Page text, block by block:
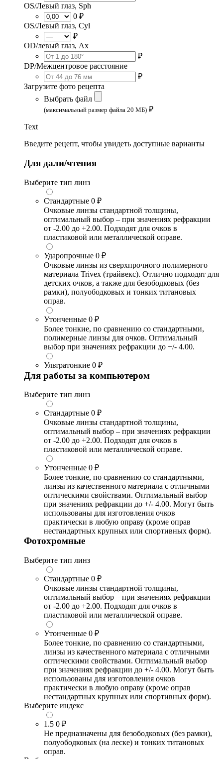
OS/Левый глаз, Sph
0 ₽
OS/Левый глаз, Cyl
₽
OD/левый глаз, Ax
₽
DP/Межцентровое расстояние
₽
Загрузите фото рецепта
Выбрать файл
(максимальный размер файла 20 МБ) ₽
Text
Введите рецепт, чтобы увидеть доступные варианты
Для дали/чтения
Выберите тип линз
Стандартные 0 ₽
Очковые линзы стандартной толщины,
оптимальный выбор – при значениях рефракции
от -2.00 до +2.00. Подходят для очков в
пластиковой или металлической оправе.
Ударопрочные 0 ₽
Очковые линзы из сверхпрочного полимерного
материала Trivex (трайвекс). Отлично подходят для
детских очков, а также для безободковых (без
рамки), полуободковых и тонких титановых
оправ.
Утонченные 0 ₽
Более тонкие, по сравнению со стандартными,
полимерные линзы для очков. Оптимальный
выбор при значениях рефракции до +/- 4.00.
Ультратонкие 0 ₽
Для работы за компьютером
Выберите тип линз
Стандартные 0 ₽
Очковые линзы стандартной толщины,
оптимальный выбор – при значениях рефракции
от -2.00 до +2.00. Подходят для очков в
пластиковой или металлической оправе.
Утонченные 0 ₽
Более тонкие, по сравнению со стандартными,
линзы из качественного материала с отличными
оптическими свойствами. Оптимальный выбор
при значениях рефракции до +/- 4.00. Могут быть
использованы для изготовления очков
практически в любую оправу (кроме оправ
нестандартных крупных или спортивных форм).
Фотохромные
Выберите тип линз
Стандартные 0 ₽
Очковые линзы стандартной толщины,
оптимальный выбор – при значениях рефракции
от -2.00 до +2.00. Подходят для очков в
пластиковой или металлической оправе.
Утонченные 0 ₽
Более тонкие, по сравнению со стандартными,
линзы из качественного материала с отличными
оптическими свойствами. Оптимальный выбор
при значениях рефракции до +/- 4.00. Могут быть
использованы для изготовления очков
практически в любую оправу (кроме оправ
нестандартных крупных или спортивных форм).
Выберите индекс
1.5 0 ₽
Не предназначены для безободковых (без рамки),
полуободковых (на леске) и тонких титановых
оправ.